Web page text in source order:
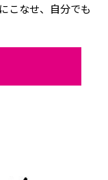
こなせ、自分でも